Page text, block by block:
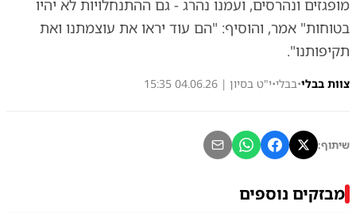
מופגזים ונהרסים, ועמנו נהרג - גם ההתנחלויות לא יהיו
בטוחות" אמר, והוסיף: "הם עוד יראו את עוצמתנו ואת
תקיפותנו".
צוות בבלי•בבלי•י"ט בסיון | 04.06.26 15:35
שיתוף:
מבזקים נוספים